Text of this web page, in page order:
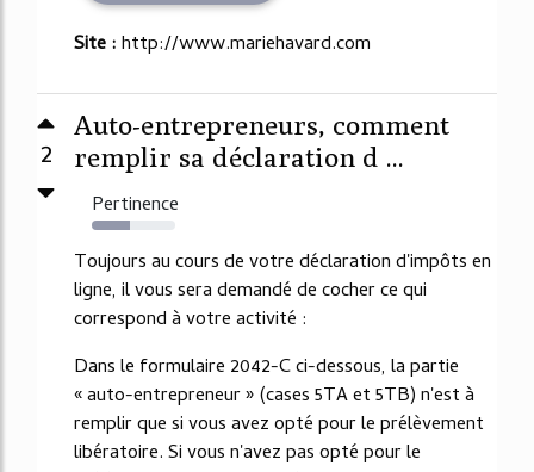
Site :http://www.mariehavard.com
2
Auto-entrepreneurs, comment
remplir sa déclaration d ...
Pertinence
45%
Toujours au cours de votre déclaration d'impôts en
ligne, il vous sera demandé de cocher ce qui
correspond à votre activité :
Dans le formulaire 2042-C ci-dessous, la partie
« auto-entrepreneur » (cases 5TA et 5TB) n'est à
remplir que si vous avez opté pour le prélèvement
libératoire. Si vous n'avez pas opté pour le